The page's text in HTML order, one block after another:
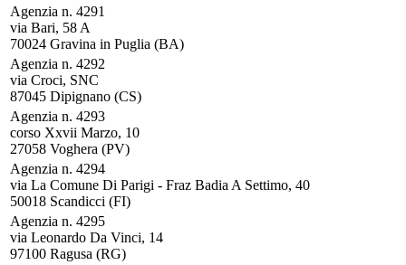
Agenzia n. 4291
via Bari, 58 A
70024 Gravina in Puglia (BA)
Agenzia n. 4292
via Croci, SNC
87045 Dipignano (CS)
Agenzia n. 4293
corso Xxvii Marzo, 10
27058 Voghera (PV)
Agenzia n. 4294
via La Comune Di Parigi - Fraz Badia A Settimo, 40
50018 Scandicci (FI)
Agenzia n. 4295
via Leonardo Da Vinci, 14
97100 Ragusa (RG)